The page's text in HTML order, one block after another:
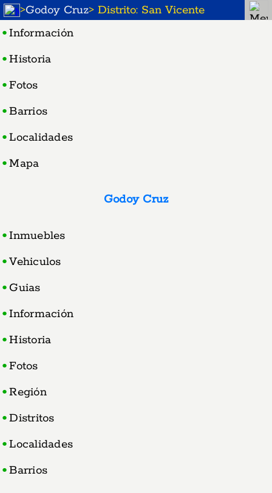
>Godoy Cruz> Distrito: San Vicente
Información
Historia
Fotos
Barrios
Localidades
Mapa
Godoy Cruz
Inmuebles
Vehiculos
Guias
Información
Historia
Fotos
Región
Distritos
Localidades
Barrios